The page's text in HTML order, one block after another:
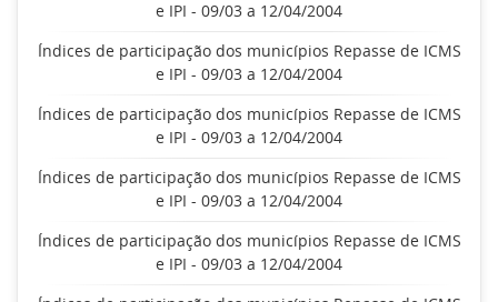
e IPI - 09/03 a 12/04/2004
Índices de participação dos municípios Repasse de ICMS
e IPI - 09/03 a 12/04/2004
Índices de participação dos municípios Repasse de ICMS
e IPI - 09/03 a 12/04/2004
Índices de participação dos municípios Repasse de ICMS
e IPI - 09/03 a 12/04/2004
Índices de participação dos municípios Repasse de ICMS
e IPI - 09/03 a 12/04/2004